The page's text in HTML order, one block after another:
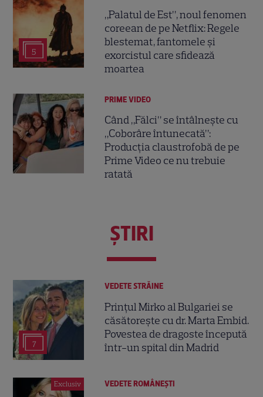
5
„Palatul de Est”, noul fenomen
coreean de pe Netflix: Regele
blestemat, fantomele și
exorcistul care sfidează
moartea
PRIME VIDEO
Când „Fălci” se întâlnește cu
„Coborâre întunecată”:
Producția claustrofobă de pe
Prime Video ce nu trebuie
ratată
ŞTIRI
7
VEDETE STRĂINE
Prințul Mirko al Bulgariei se
căsătorește cu dr. Marta Embid.
Povestea de dragoste începută
într-un spital din Madrid
Exclusiv VEDETE ROMÂNEŞTI